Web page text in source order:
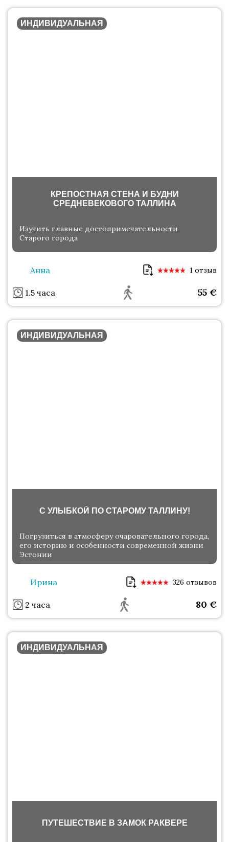
ИНДИВИДУАЛЬНАЯ
КРЕПОСТНАЯ СТЕНА И БУДНИ
СРЕДНЕВЕКОВОГО ТАЛЛИНА
Изучить главные достопримечательности
Старого города
Анна 1 отзыв
1.5 часа 55 €
ИНДИВИДУАЛЬНАЯ
С УЛЫБКОЙ ПО СТАРОМУ ТАЛЛИНУ!
Погрузиться в атмосферу очаровательного города,
его историю и особенности современной жизни
Эстонии
Ирина 326 отзывов
2 часа 80 €
ИНДИВИДУАЛЬНАЯ
ПУТЕШЕСТВИЕ В ЗАМОК РАКВЕРЕ